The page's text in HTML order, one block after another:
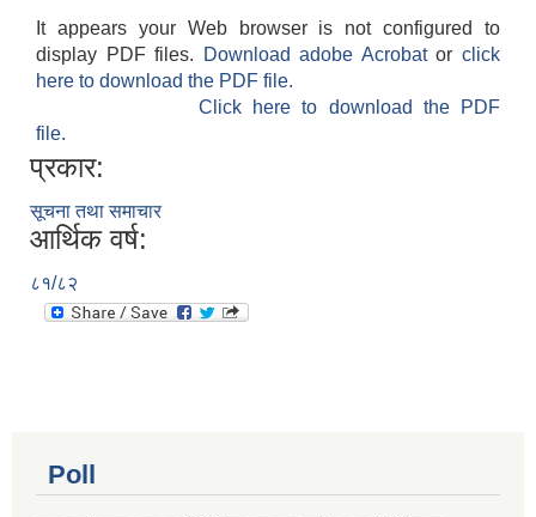
It appears your Web browser is not configured to
display PDF files.
Download adobe Acrobatorclick
here to download the PDF file.
Click here to download the PDF
file.
प्रकार:
सूचना तथा समाचार
आर्थिक वर्ष:
८१/८२
Poll